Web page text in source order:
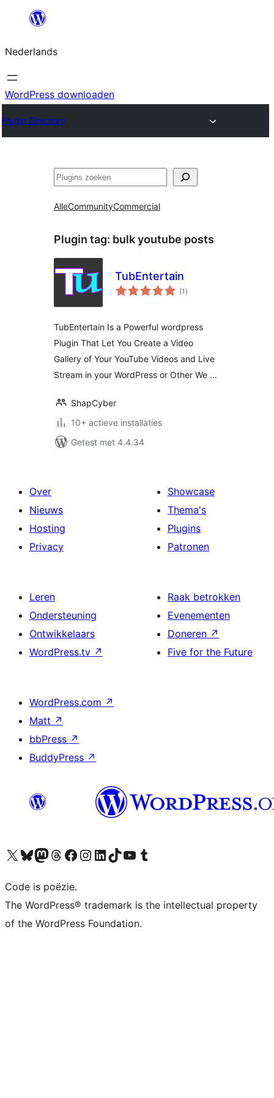
de
inhoud
Nederlands
WordPress downloaden
Plugin Directory
Zoeken
AlleCommunityCommercial
Plugin tag: bulk youtube posts
TubEntertain
(1 totaal
waarderingen
)
TubEntertain Is a Powerful wordpress
Plugin That Let You Create a Video
Gallery of Your YouTube Videos and Live
Stream in your WordPress or Other We …
ShapCyber
10+ actieve installaties
Getest met 4.4.34
Over
Nieuws
Hosting
Privacy
Showcase
Thema's
Plugins
Patronen
Leren
Ondersteuning
Ontwikkelaars
WordPress.tv ↗
Raak betrokken
Evenementen
Doneren ↗
Five for the Future
WordPress.com ↗
Matt ↗
bbPress ↗
BuddyPress ↗
Bezoek ons X (voorheen Twitter) account
Bezoek ons Bluesky account
Bezoek ons Mastodon account
Bezoek ons Threads account
Onze Facebook pagina bezoeken
Bezoek ons Instagram account
Bezoek ons LinkedIn account
Bezoek ons TikTok account
Bezoek ons YouTube kanaalBezoek ons Tumblr account
Code is poëzie.
The WordPress® trademark is the intellectual property
of the WordPress Foundation.